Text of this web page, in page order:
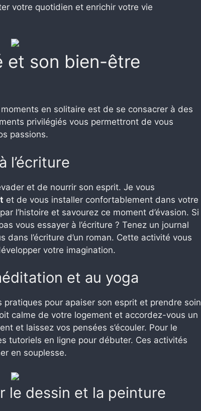
votre quotidien et enrichir votre vie
et son bien-être
en solitaire est de se consacrer à des
privilégiés vous permettront de vous
passions.
l’écriture
et de nourrir son esprit. Je vous
et de vous installer confortablement dans votre
l’histoire et savourez ce moment d’évasion. Si
vous essayer à l’écriture ? Tenez un journal
l’écriture d’un roman. Cette activité vous
votre imagination.
et au yoga
pour apaiser son esprit et prendre soin
calme de votre logement et accordez-vous un
et laissez vos pensées s’écouler. Pour le
tutoriels en ligne pour débuter. Ces activités
en souplesse.
le dessin et la peinture